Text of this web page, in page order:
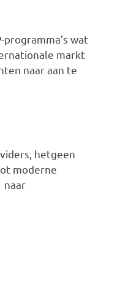
wat
markt
naar aan te
hetgeen
moderne
naar